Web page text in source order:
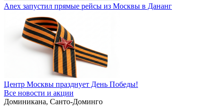
Anex запустил прямые рейсы из Москвы в Дананг
Центр Москвы празднует День Победы!
Все новости и акции
Доминикана, Санто-Доминго